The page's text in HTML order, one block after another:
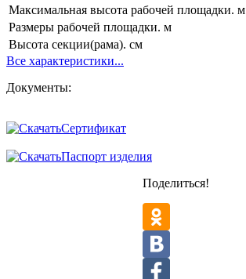
Максимальная высота рабочей площадки. м
Размеры рабочей площадки. м
Высота секции(рама). см
Все характеристики...
Документы:
Сертификат
Паспорт изделия
Поделиться!